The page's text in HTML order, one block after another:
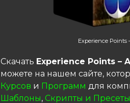
Experience Points
Скачать Experience Points –
можете на нашем сайте,
Курсов и Программ для
Шаблоны, Скрипты и Пресеты